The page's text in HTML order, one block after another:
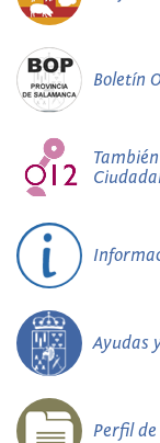
Boletín
Ayudas
Perfil